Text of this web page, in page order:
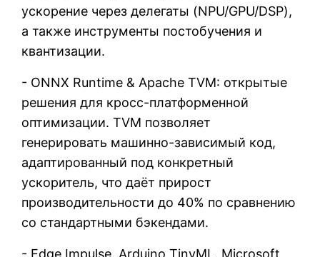
ускорение через делегаты (NPU/GPU/DSP),
а также инструменты постобучения и
квантизации.
- ONNX Runtime & Apache TVM: открытые
решения для кросс-платформенной
оптимизации. TVM позволяет
генерировать машинно-зависимый код,
адаптированный под конкретный
ускоритель, что даёт прирост
производительности до 40% по сравнению
со стандартными бэкендами.